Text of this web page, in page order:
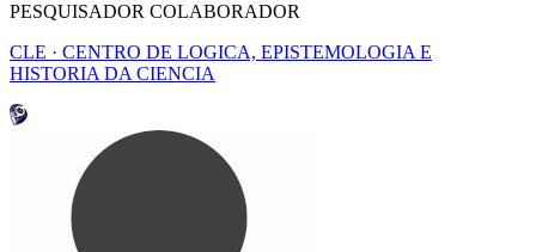
PESQUISADOR COLABORADOR
CLE · CENTRO DE LOGICA, EPISTEMOLOGIA E
HISTORIA DA CIENCIA